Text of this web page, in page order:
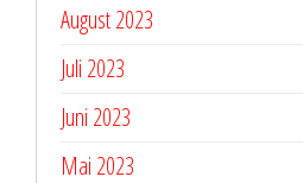
August 2023
Juli 2023
Juni 2023
Mai 2023